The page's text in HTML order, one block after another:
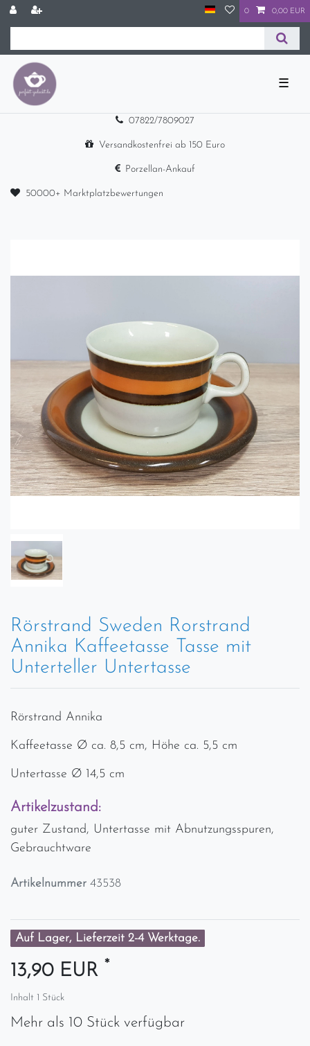
0 0,00 EUR
☰
07822/7809027
Versandkostenfrei ab 150 Euro
Porzellan-Ankauf
50000+ Marktplatzbewertungen
Rörstrand Sweden Rorstrand
Annika Kaffeetasse Tasse mit
Unterteller Untertasse
Rörstrand Annika
Kaffeetasse Ø ca. 8,5 cm, Höhe ca. 5,5 cm
Untertasse Ø 14,5 cm
Artikelzustand:
guter Zustand, Untertasse mit Abnutzungsspuren,
Gebrauchtware
Artikelnummer 43538
Auf Lager, Lieferzeit 2-4 Werktage.
13,90 EUR *
Inhalt 1 Stück
Mehr als 10 Stück verfügbar